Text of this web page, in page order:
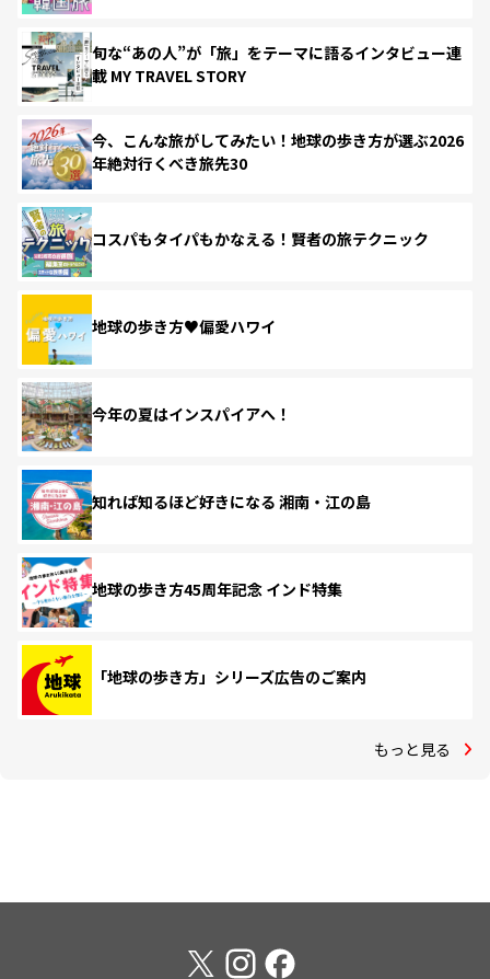
旬な“あの人”が「旅」をテーマに語るインタビュー連
載 MY TRAVEL STORY
今、こんな旅がしてみたい！地球の歩き方が選ぶ2026
年絶対行くべき旅先30
コスパもタイパもかなえる！賢者の旅テクニック
地球の歩き方♥偏愛ハワイ
今年の夏はインスパイアへ！
知れば知るほど好きになる 湘南・江の島
地球の歩き方45周年記念 インド特集
「地球の歩き方」シリーズ広告のご案内
もっと見る